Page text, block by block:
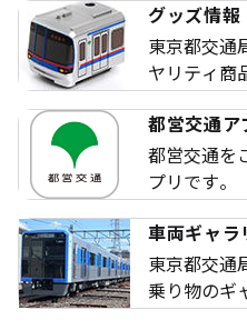
グッズ情報
東京都交通
ヤリティ商
都営交通ア
都営交通を
プリです。
車両ギャラ
東京都交通
乗り物のギ